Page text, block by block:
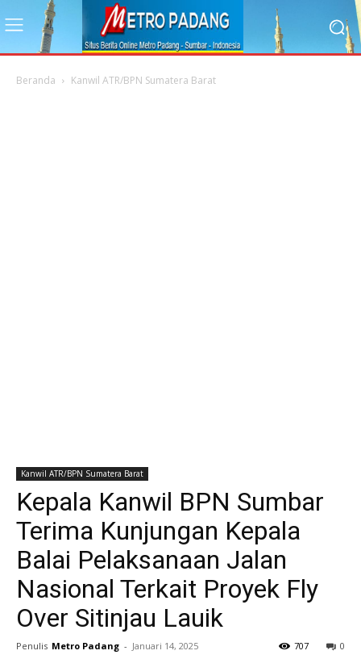
Beranda Kanwil ATR/BPN Sumatera Barat
Kanwil ATR/BPN Sumatera Barat
Kepala Kanwil BPN Sumbar
Terima Kunjungan Kepala
Balai Pelaksanaan Jalan
Nasional Terkait Proyek Fly
Over Sitinjau Lauik
Penulis Metro Padang - Januari 14, 2025 0
707